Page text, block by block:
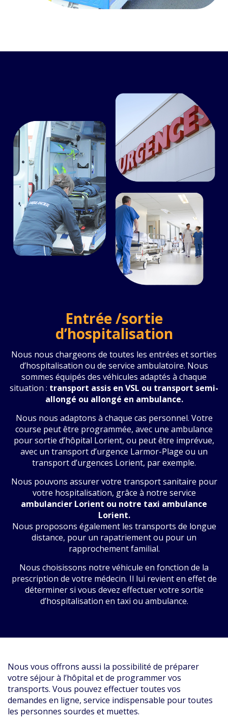
Entrée /sortie
d’hospitalisation
Nous nous chargeons de toutes les entrées et sorties
d’hospitalisation ou de service ambulatoire. Nous
sommes équipés des véhicules adaptés à chaque
situation : transport assis en VSL ou transport semi-
allongé ou allongé en ambulance.
Nous nous adaptons à chaque cas personnel. Votre
course peut être programmée, avec une ambulance
pour sortie d’hôpital Lorient, ou peut être imprévue,
avec un transport d’urgence Larmor-Plage ou un
transport d’urgences Lorient, par exemple.
Nous pouvons assurer votre transport sanitaire pour
votre hospitalisation, grâce à notre service
ambulancier Lorient ou notre taxi ambulance
Lorient.
Nous proposons également les transports de longue
distance, pour un rapatriement ou pour un
rapprochement familial.
Nous choisissons notre véhicule en fonction de la
prescription de votre médecin. Il lui revient en effet de
déterminer si vous devez effectuer votre sortie
d’hospitalisation en taxi ou ambulance.
Nous vous offrons aussi la possibilité de préparer
votre séjour à l’hôpital et de programmer vos
transports. Vous pouvez effectuer toutes vos
demandes en ligne, service indispensable pour toutes
les personnes sourdes et muettes.